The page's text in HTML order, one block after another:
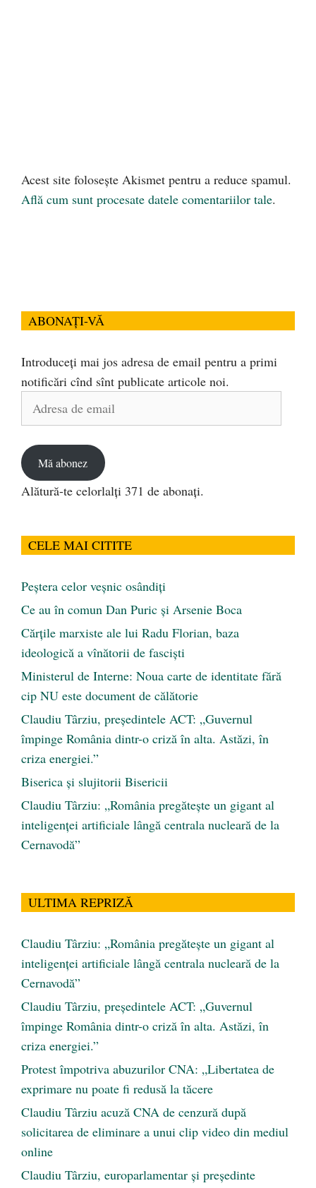
Acest site folosește Akismet pentru a reduce spamul.
Află cum sunt procesate datele comentariilor tale.
ABONAȚI-VĂ
Introduceți mai jos adresa de email pentru a primi
notificări cînd sînt publicate articole noi.
Adresa
Mă abonez
Alătură-te celorlalți 371 de abonați.
CELE MAI CITITE
Peştera celor veşnic osândiţi
Ce au în comun Dan Puric şi Arsenie Boca
Cărţile marxiste ale lui Radu Florian, baza
ideologică a vînătorii de fascişti
Ministerul de Interne: Noua carte de identitate fără
cip NU este document de călătorie
Claudiu Târziu, președintele ACT: „Guvernul
împinge România dintr-o criză în alta. Astăzi, în
criza energiei.”
Biserica și slujitorii Bisericii
Claudiu Târziu: „România pregătește un gigant al
inteligenței artificiale lângă centrala nucleară de la
Cernavodă”
ULTIMA REPRIZĂ
Claudiu Târziu: „România pregătește un gigant al
inteligenței artificiale lângă centrala nucleară de la
Cernavodă”
Claudiu Târziu, președintele ACT: „Guvernul
împinge România dintr-o criză în alta. Astăzi, în
criza energiei.”
Protest împotriva abuzurilor CNA: „Libertatea de
exprimare nu poate fi redusă la tăcere
Claudiu Târziu acuză CNA de cenzură după
solicitarea de eliminare a unui clip video din mediul
online
Claudiu Târziu, europarlamentar și președinte